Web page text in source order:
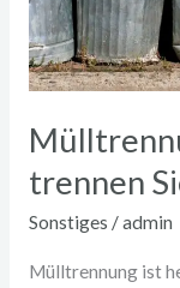
trennen
Sonstiges /admin
Mülltrennung ist
richtig